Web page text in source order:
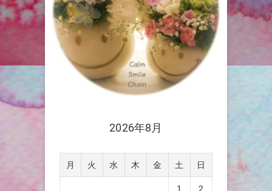
2026年8月
月 火 水 木 金 土 日
1 2